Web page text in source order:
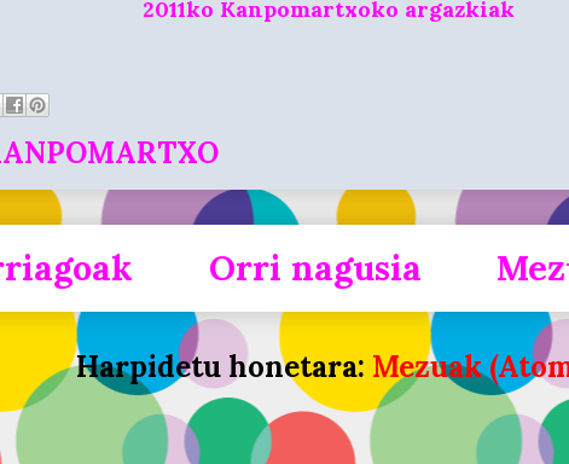
2011ko Kanpomartxoko argazkiak
Orri nagusia
Harpidetu honetara: Mezuak